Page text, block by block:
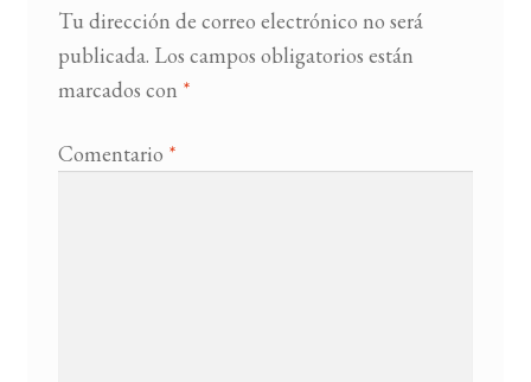
Tu dirección de correo electrónico no será
publicada. Los campos obligatorios están
marcados con *
Comentario *